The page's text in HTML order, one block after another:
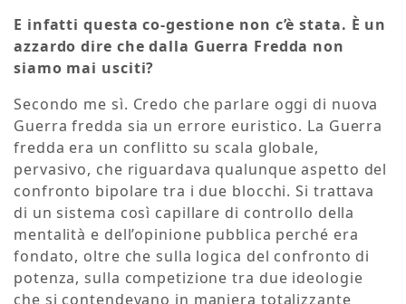
E infatti questa co-gestione non c’è stata. È un
azzardo dire che dalla Guerra Fredda non
siamo mai usciti?
Secondo me sì. Credo che parlare oggi di nuova
Guerra fredda sia un errore euristico. La Guerra
fredda era un conflitto su scala globale,
pervasivo, che riguardava qualunque aspetto del
confronto bipolare tra i due blocchi. Si trattava
di un sistema così capillare di controllo della
mentalità e dell’opinione pubblica perché era
fondato, oltre che sulla logica del confronto di
potenza, sulla competizione tra due ideologie
che si contendevano in maniera totalizzante